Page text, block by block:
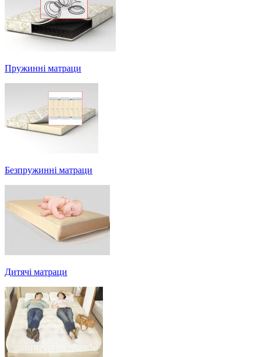
Пружинні матраци
Безпружинні матраци
Дитячі матраци